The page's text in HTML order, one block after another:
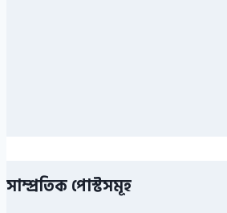
সাম্প্রতিক পোস্টসমূহ